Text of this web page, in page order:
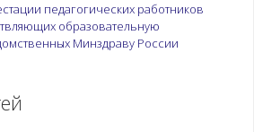
педагогических работников
образовательную
Минздраву России